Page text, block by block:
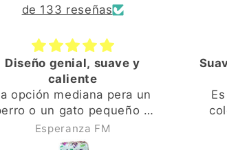
de 133 reseñas
Diseño genial, suave y
caliente
opción mediana pera un
o un gato pequeño o
mediano va genial. Los
colores y el diseño son
Esperanza FM